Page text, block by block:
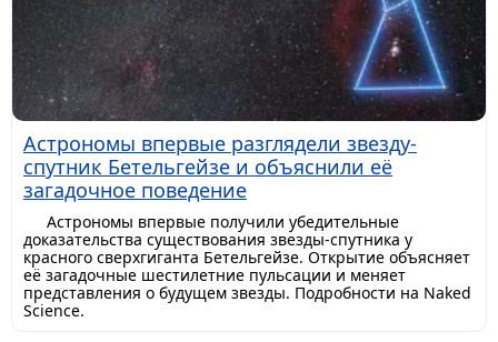
Астрономы впервые разглядели звезду-
спутник Бетельгейзе и объяснили её
загадочное поведение
Астрономы впервые получили убедительные
доказательства существования звезды-спутника у
красного сверхгиганта Бетельгейзе. Открытие объясняет
её загадочные шестилетние пульсации и меняет
представления о будущем звезды. Подробности на Naked
Science.